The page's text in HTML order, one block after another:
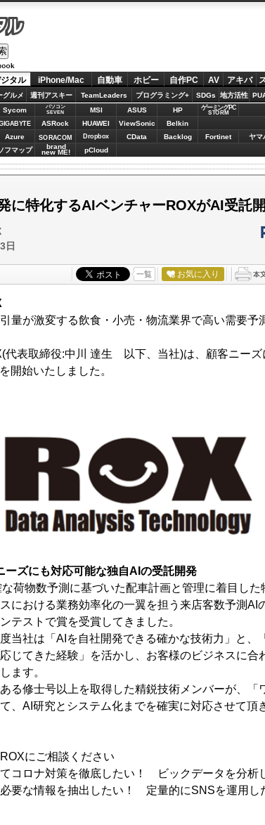
タル iPhone/Mac 自動車 ホビー 自作PC AV アキバ
グルメ 週刊アスキー TeamLeaders プログラミング+ SDGs 地方活性
Sycom
パソコン
SEVEN
MSI ASUS HP ゲーミングPC
STORM
ASRock HUAWEI ViewSonic Belkin
Azure SORACOM Dropbox CData Backlog Fortinet ヤマ
フマップ brand
new ME! pCloud
に特化するAIベンチャーROXがAI受託
日
一覧 お気に入り
量が激変する飲食・小売・物流業界で高い需要予
代表取締役:中川 達生 以下、当社)は、顧客ニーズ
開始いたしました。
ーズにも対応可能な独自AIの受託開発
荷物数予測に基づいた配車計画と管理に着目した
における業務効率化の一翼を担う来店客数予測AI
テストで賞を受賞してきました。
当社は「AIを自社開発できる確かな技術力」と、
じてきた経験」を活かし、お客様のビジネスに合
ます。
る修士号以上を取得した精鋭技術メンバーが、「
、AI研究とシステム化までを確実に対応させて頂
にご相談ください
コロナ対策を徹底したい！ ビックデータを分析
要な情報を抽出したい！ 定量的にSNSを運用し